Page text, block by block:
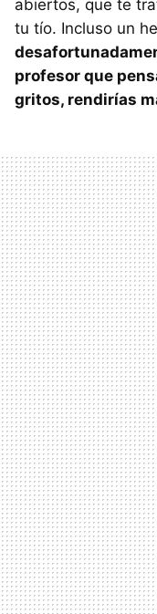
abiertos, que te
tu tío. Incluso un
profesor que
gritos, rendirías